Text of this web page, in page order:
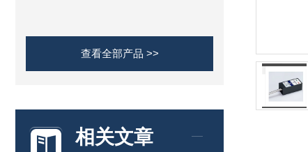
查看全部产品 >>
相关文章